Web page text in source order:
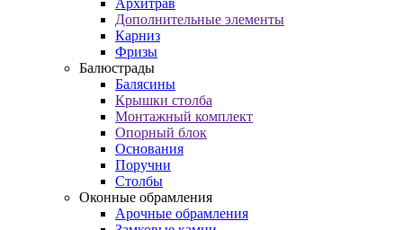
Архитрав
Дополнительные элементы
Карниз
Фризы
Балюстрады
Балясины
Крышки столба
Монтажный комплект
Опорный блок
Основания
Поручни
Столбы
Оконные обрамления
Арочные обрамления